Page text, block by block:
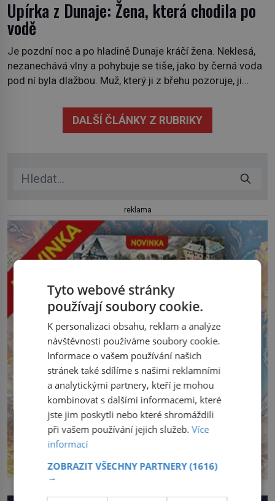
Upírka z Dunaje: Žena, která chodila po
vodě
Je pozdní noc a po hladině Dunaje kráčí žena. Neklesá,
nezanechává vlny a pohybuje se tiše, jako by černá voda
pod ní byla dlažbou. Muž, který ji z břehu pozoruje, ji
mrtvá celé století. Vesnice Kisiljevo v severovýchodním
Srbsku má s upíry nevyřízené účty. […]
DALŠÍ ČLÁNKY Z RUBRIKY
reklama
Tyto webové stránky
používají soubory cookie.
K personalizaci obsahu, reklam a analýze
návštěvnosti používáme soubory cookie.
Informace o vašem používání našich
stránek také sdílíme s našimi reklamními
a analytickými partnery, kteří je mohou
kombinovat s dalšími informacemi, které
jste jim poskytli nebo které shromáždili
při vašem používání jejich služeb.Více
informací
ZOBRAZIT VŠECHNY PARTNERY(1616)
→